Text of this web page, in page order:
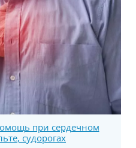
при сердечном
судорогах